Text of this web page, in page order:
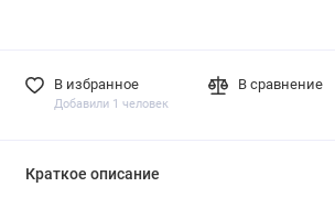
В избранное
Добавили 1 человек
В сравнение
Краткое описание